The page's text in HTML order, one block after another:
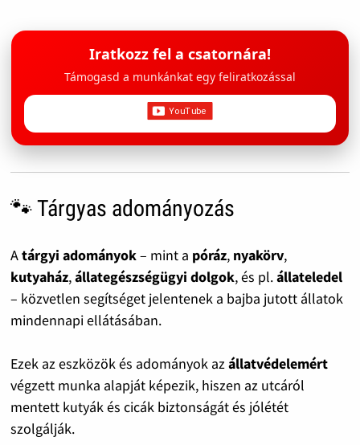
Iratkozz fel a csatornára!
Támogasd a munkánkat egy feliratkozással
🐾 Tárgyas adományozás
Atárgyi adományok– mint a póráz, nyakörv,
kutyaház,állategészségügyi dolgok, és pl.állateledel
– közvetlen segítséget jelentenek a bajba jutott állatok
mindennapi ellátásában.
Ezek az eszközök és adományok azállatvédelemért
végzett munka alapját képezik, hiszen az utcáról
mentett kutyák és cicák biztonságát és jólétét
szolgálják.